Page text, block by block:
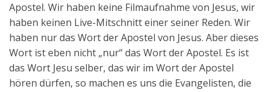
Apostel. Wir haben keine Filmaufnahme von Jesus, wir
haben keinen Live-Mitschnitt einer seiner Reden. Wir
haben nur das Wort der Apostel von Jesus. Aber dieses
Wort ist eben nicht „nur“ das Wort der Apostel. Es ist
das Wort Jesu selber, das wir im Wort der Apostel
hören dürfen, so machen es uns die Evangelisten, die